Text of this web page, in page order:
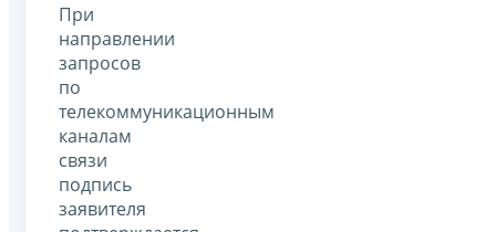
При
направлении
запросов
по
телекоммуникационным
каналам
связи
подпись
заявителя